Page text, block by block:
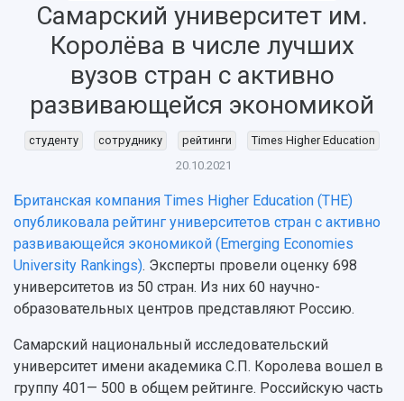
Об университете
История
Ключевые факты
Рейтинги
Руководство
Наблюдательный совет
Попечительский совет
Ученый совет
Ректорат
Кадровый резерв
Персоналии
Сотрудники и преподаватели
Заслуженные деятели
Структура университета
Новости
Главные новости
Бортжурнал
Объявления
События
СМИ об университете
Газета "Полет"
Газета "Самарский университет"
Мы в соцсетях
Мультимедиа
Подкасты
Просветительский проект "Одержимы
Образование
Почему я выбираю Самарский университет?
Абитуриенту
Бакалавриат и специалитет
Магистратура
Аспирантура
Дополнительное образование
Институты и факультеты
Образовательные программы
Профессорско-преподавательский состав
Расписание занятий
Стипендии
Научно-исследовательская деятельность
Основные научные направления
Научные школы и ведущие научные коллективы
Диссертационные советы
Подготовка научных кадров
Конкурс на замещение должностей научных
Научные проекты и темы
Аспирантура и докторантура
Справочные материалы
Научно-исследовательские подразделения
Структурная схема управления научно-
Самарский университет им.
Королёва в числе лучших
вузов стран с активно
развивающейся экономикой
студенту сотруднику рейтинги
Times Higher Education
20.10.2021
Британская компания Times Higher Education (THE)
опубликовала рейтинг университетов стран с активно
развивающейся экономикой (Emerging Economies
University Rankings). Эксперты провели оценку 698
университетов из 50 стран. Из них 60 научно-
образовательных центров представляют Россию.
Самарский национальный исследовательский
университет имени академика С.П. Королева вошел в
группу 401— 500 в общем рейтинге. Российскую часть